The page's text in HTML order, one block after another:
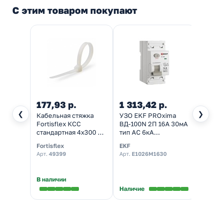
С этим товаром покупают
❮ ❯
177,93 р.
Кабельная стяжка
Fortisflex КСС
стандартная 4х300 мм
100шт]
Fortisflex
Арт. 49399
В наличии
1 313,42 р.
УЗО EKF PROxima
ВД-100N 2П 16А 30мА
тип AC 6кА
(ВДТ)
EKF
Арт. E1026M1630
Наличие